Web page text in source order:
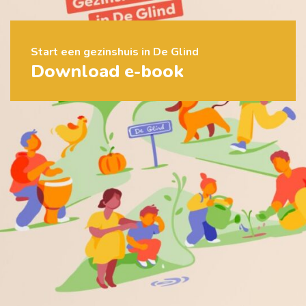
Ons werk
De Glind
Help ons mogelijk maken
Organisatie
Contact
Start een gezinshuis in De Glind
Download e-book